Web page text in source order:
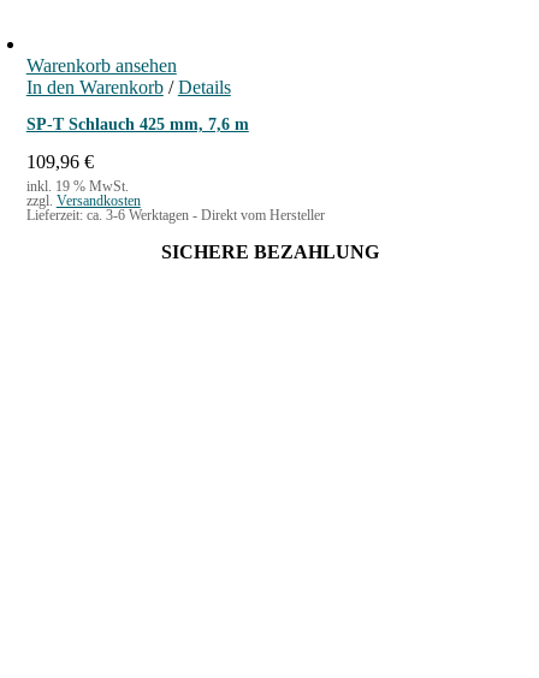
Warenkorb ansehen
In den Warenkorb / Details
SP-T Schlauch 425 mm, 7,6 m
109,96 €
inkl. 19 % MwSt.
zzgl. Versandkosten
Lieferzeit: ca. 3-6 Werktagen - Direkt vom Hersteller
SICHERE BEZAHLUNG